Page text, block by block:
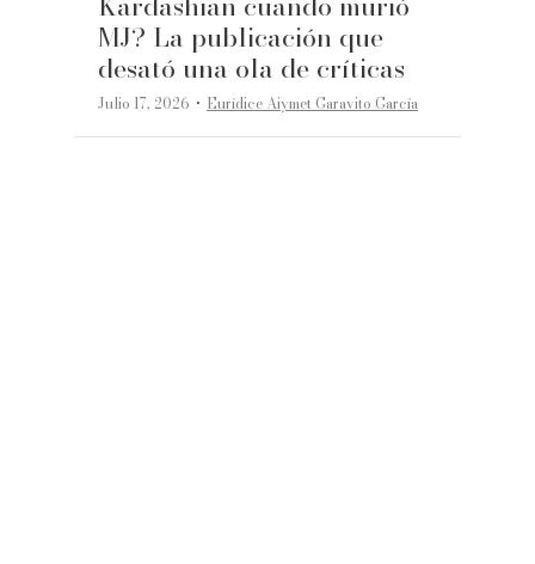
MJ? La publicación que
desató una ola de críticas
Julio 17, 2026 ·Eurídice Aiymet Garavito García